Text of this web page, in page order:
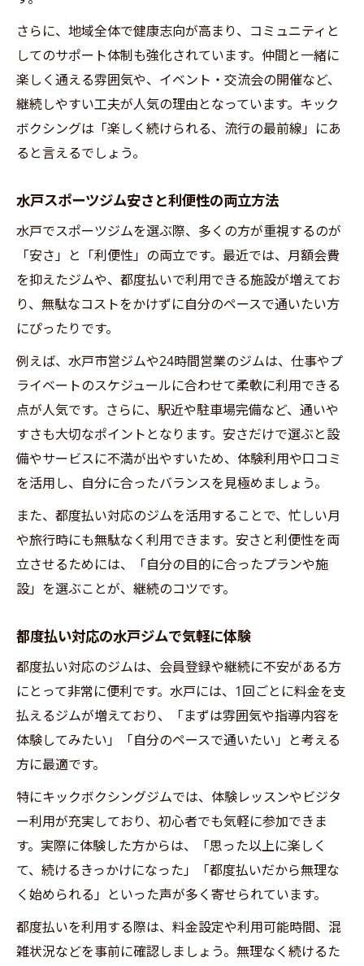
さらに、地域全体で健康志向が高まり、コミュニティと
してのサポート体制も強化されています。仲間と一緒に
楽しく通える雰囲気や、イベント・交流会の開催など、
継続しやすい工夫が人気の理由となっています。キック
ボクシングは「楽しく続けられる、流行の最前線」にあ
ると言えるでしょう。
水戸スポーツジム安さと利便性の両立方法
水戸でスポーツジムを選ぶ際、多くの方が重視するのが
「安さ」と「利便性」の両立です。最近では、月額会費
を抑えたジムや、都度払いで利用できる施設が増えてお
り、無駄なコストをかけずに自分のペースで通いたい方
にぴったりです。
例えば、水戸市営ジムや24時間営業のジムは、仕事やプ
ライベートのスケジュールに合わせて柔軟に利用できる
点が人気です。さらに、駅近や駐車場完備など、通いや
すさも大切なポイントとなります。安さだけで選ぶと設
備やサービスに不満が出やすいため、体験利用や口コミ
を活用し、自分に合ったバランスを見極めましょう。
また、都度払い対応のジムを活用することで、忙しい月
や旅行時にも無駄なく利用できます。安さと利便性を両
立させるためには、「自分の目的に合ったプランや施
設」を選ぶことが、継続のコツです。
都度払い対応の水戸ジムで気軽に体験
都度払い対応のジムは、会員登録や継続に不安がある方
にとって非常に便利です。水戸には、1回ごとに料金を支
払えるジムが増えており、「まずは雰囲気や指導内容を
体験してみたい」「自分のペースで通いたい」と考える
方に最適です。
特にキックボクシングジムでは、体験レッスンやビジタ
ー利用が充実しており、初心者でも気軽に参加できま
す。実際に体験した方からは、「思った以上に楽しく
て、続けるきっかけになった」「都度払いだから無理な
く始められる」といった声が多く寄せられています。
都度払いを利用する際は、料金設定や利用可能時間、混
雑状況などを事前に確認しましょう。無理なく続けるた